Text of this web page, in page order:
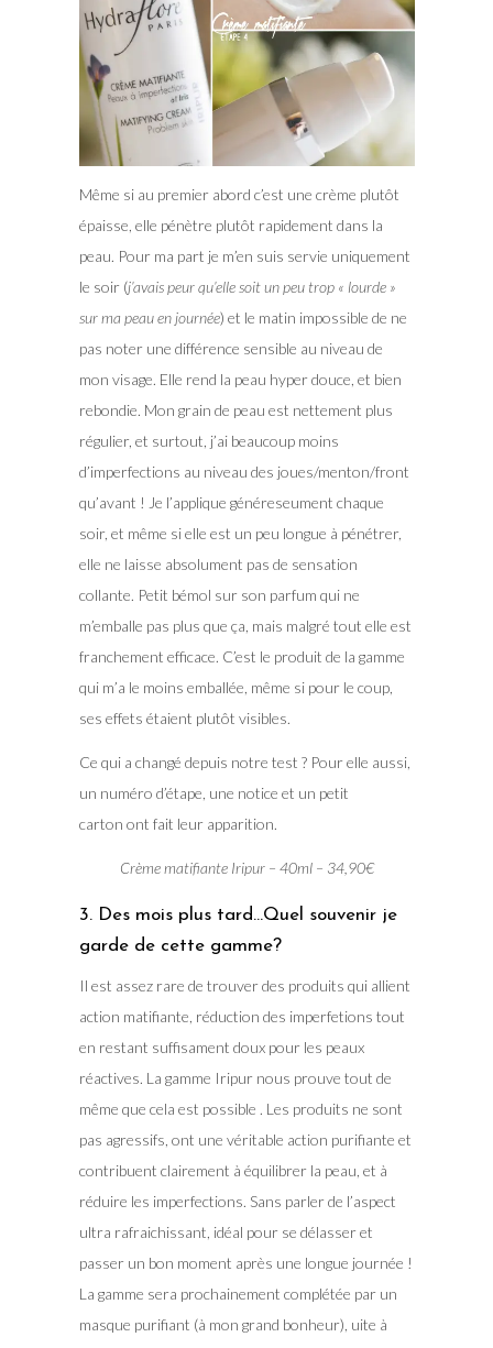
Même si au premier abord c’est une crème plutôt
épaisse, elle pénètre plutôt rapidement dans la
peau. Pour ma part je m’en suis servie uniquement
le soir (j’avais peur qu’elle soit un peu trop « lourde »
sur ma peau en journée) et le matin impossible de ne
pas noter une différence sensible au niveau de
mon visage. Elle rend la peau hyper douce, et bien
rebondie. Mon grain de peau est nettement plus
régulier, et surtout, j’ai beaucoup moins
d’imperfections au niveau des joues/menton/front
qu’avant ! Je l’applique généreseument chaque
soir, et même si elle est un peu longue à pénétrer,
elle ne laisse absolument pas de sensation
collante. Petit bémol sur son parfum qui ne
m’emballe pas plus que ça, mais malgré tout elle est
franchement efficace. C’est le produit de la gamme
qui m’a le moins emballée, même si pour le coup,
ses effets étaient plutôt visibles.
Ce qui a changé depuis notre test ? Pour elle aussi,
un numéro d’étape, une notice et un petit
carton ont fait leur apparition.
Crème matifiante Iripur – 40ml – 34,90€
3. Des mois plus tard…Quel souvenir je
garde de cette gamme?
Il est assez rare de trouver des produits qui allient
action matifiante, réduction des imperfetions tout
en restant suffisament doux pour les peaux
réactives. La gamme Iripur nous prouve tout de
même que cela est possible . Les produits ne sont
pas agressifs, ont une véritable action purifiante et
contribuent clairement à équilibrer la peau, et à
réduire les imperfections. Sans parler de l’aspect
ultra rafraichissant, idéal pour se délasser et
passer un bon moment après une longue journée !
La gamme sera prochainement complétée par un
masque purifiant (à mon grand bonheur), uite à